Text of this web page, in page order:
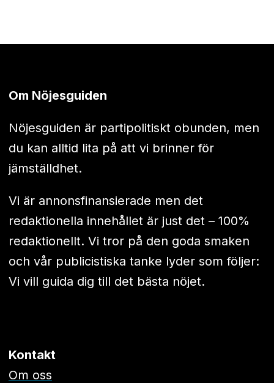
Om Nöjesguiden
Nöjesguiden är partipolitiskt obunden, men
du kan alltid lita på att vi brinner för
jämställdhet.
Vi är annonsfinansierade men det
redaktionella innehållet är just det – 100%
redaktionellt. Vi tror på den goda smaken
och vår publicistiska tanke lyder som följer:
Vi vill guida dig till det bästa nöjet.
Kontakt
Om oss